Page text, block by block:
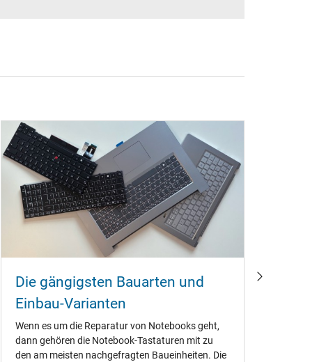
Die gängigsten Bauarten und
Einbau-Varianten
Wenn es um die Reparatur von Notebooks geht,
dann gehören die Notebook-Tastaturen mit zu
den am meisten nachgefragten Baueinheiten. Die